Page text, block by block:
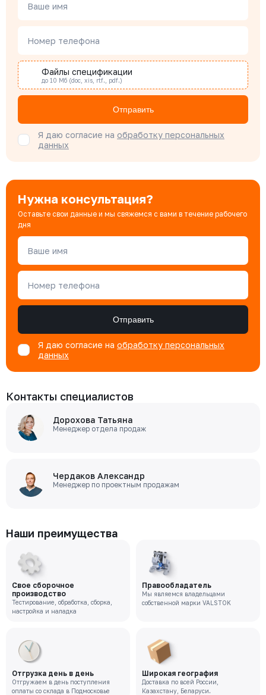
Наталья Гомонова
Бондарюк Евгения
Специалист отдела продаж
Ваше имя
Номер телефона
Файлы спецификации
до 10 Мб (doc, xis, rtf., pdf.)
Отправить
Я даю согласие на обработку персональных
данных
Нужна консультация?
Оставьте свои данные и мы свяжемся с вами в течение рабочего
дня
Ваше имя
Номер телефона
Отправить
Я даю согласие на обработку персональных
данных
Контакты специалистов
Дорохова Татьяна
Менеджер отдела продаж
Чердаков Александр
Менеджер по проектным продажам
Наши преимущества
Свое сборочное
производство
Тестирование, обработка, сборка,
настройка и наладка
Правообладатель
Мы являемся владельцами
собственной марки VALSTOK
Отгрузка день в день
Отгружаем в день поступления
оплаты со склада в Подмосковье
Широкая география
Доставка по всей России,
Казахстану, Беларуси.